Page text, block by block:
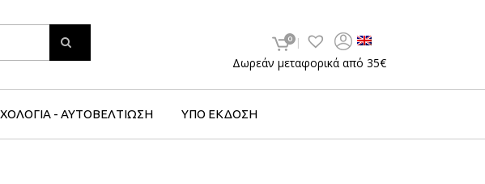
Δωρεάν μεταφορικά από 35€
0
- ΑΥΤΟΒΕΛΤΙΩΣΗ ΥΠΟ ΕΚΔΟΣΗ